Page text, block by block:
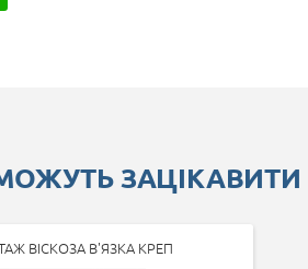
ЗАЦІКАВИТИ
ВІСКОЗА В'ЯЗКА КРЕП